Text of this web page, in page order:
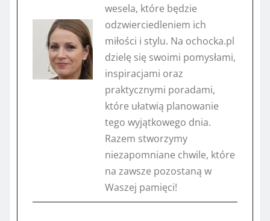
wesela, które będzie
odzwierciedleniem ich
miłości i stylu. Na ochocka.pl
dzielę się swoimi pomysłami,
inspiracjami oraz
praktycznymi poradami,
które ułatwią planowanie
tego wyjątkowego dnia.
Razem stworzymy
niezapomniane chwile, które
na zawsze pozostaną w
Waszej pamięci!